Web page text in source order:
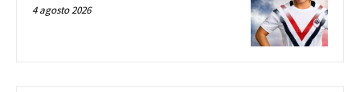
4 agosto 2026